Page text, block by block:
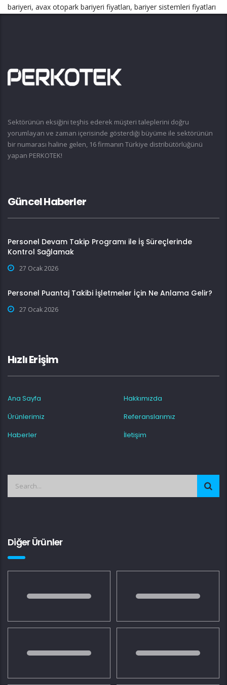
bariyeri, avax otopark bariyeri fiyatları, bariyer sistemleri fiyatları
Sektörünün eksiğini teşhis ederek müşteri taleplerini doğru
yorumlayan ve zaman içerisinde gösterdiği büyüme ile sektörünün
bir numarası haline gelen, 16 firmanın Türkiye distribütörlüğünü
yapan PERKOTEK!
Güncel Haberler
Personel Devam Takip Programı ile İş Süreçlerinde
Kontrol Sağlamak
27 Ocak 2026
Personel Puantaj Takibi İşletmeler İçin Ne Anlama Gelir?
27 Ocak 2026
Hızlı Erişim
Ana Sayfa
Hakkımızda
Ürünlerimiz
Referanslarımız
Haberler
İletişim
Diğer Ürünler